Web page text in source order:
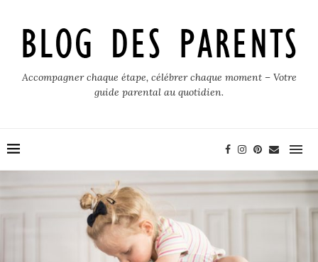
Accompagner chaque étape, célébrer chaque moment – Votre
guide parental au quotidien.